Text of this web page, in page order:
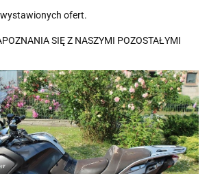
ofert.
SIĘ Z NASZYMI POZOSTAŁYMI